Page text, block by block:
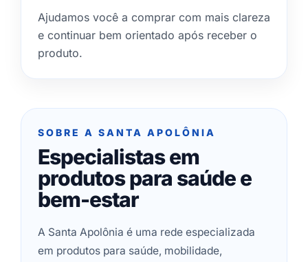
Ajudamos você a comprar com mais clareza
e continuar bem orientado após receber o
produto.
SOBRE A SANTA APOLÔNIA
Especialistas em
produtos para saúde e
bem-estar
A Santa Apolônia é uma rede especializada
em produtos para saúde, mobilidade,